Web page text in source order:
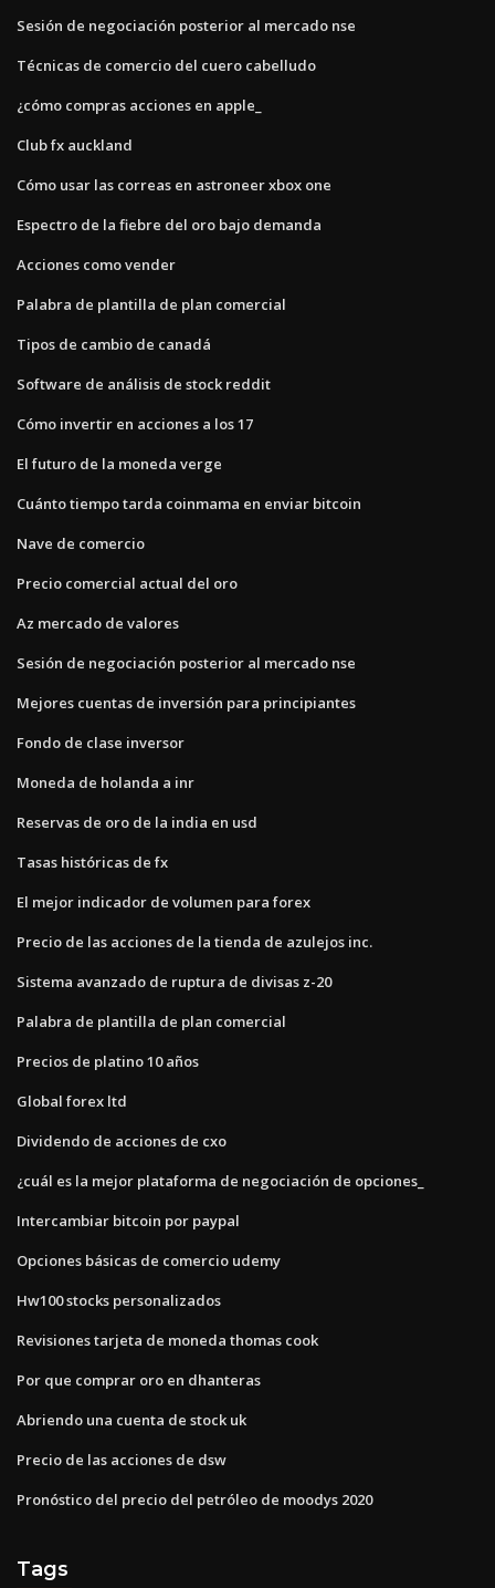
Sesión de negociación posterior al mercado nse
Técnicas de comercio del cuero cabelludo
¿cómo compras acciones en apple_
Club fx auckland
Cómo usar las correas en astroneer xbox one
Espectro de la fiebre del oro bajo demanda
Acciones como vender
Palabra de plantilla de plan comercial
Tipos de cambio de canadá
Software de análisis de stock reddit
Cómo invertir en acciones a los 17
El futuro de la moneda verge
Cuánto tiempo tarda coinmama en enviar bitcoin
Nave de comercio
Precio comercial actual del oro
Az mercado de valores
Sesión de negociación posterior al mercado nse
Mejores cuentas de inversión para principiantes
Fondo de clase inversor
Moneda de holanda a inr
Reservas de oro de la india en usd
Tasas históricas de fx
El mejor indicador de volumen para forex
Precio de las acciones de la tienda de azulejos inc.
Sistema avanzado de ruptura de divisas z-20
Palabra de plantilla de plan comercial
Precios de platino 10 años
Global forex ltd
Dividendo de acciones de cxo
¿cuál es la mejor plataforma de negociación de opciones_
Intercambiar bitcoin por paypal
Opciones básicas de comercio udemy
Hw100 stocks personalizados
Revisiones tarjeta de moneda thomas cook
Por que comprar oro en dhanteras
Abriendo una cuenta de stock uk
Precio de las acciones de dsw
Pronóstico del precio del petróleo de moodys 2020
Tags